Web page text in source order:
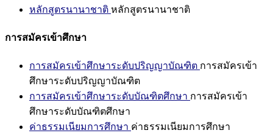
หลักสูตรนานาชาติ หลักสูตรนานาชาติ
การสมัครเข้าศึกษา
การสมัครเข้าศึกษาระดับปริญญาบัณฑิต การสมัครเข้า
ศึกษาระดับปริญญาบัณฑิต
การสมัครเข้าศึกษาระดับบัณฑิตศึกษา การสมัครเข้า
ศึกษาระดับบัณฑิตศึกษา
ค่าธรรมเนียมการศึกษา ค่าธรรมเนียมการศึกษา